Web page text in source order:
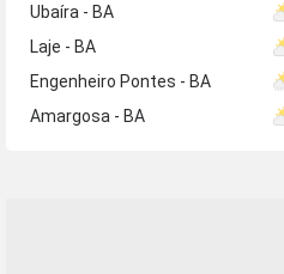
Ubaíra - BA
Laje - BA
Engenheiro Pontes - BA
Amargosa - BA